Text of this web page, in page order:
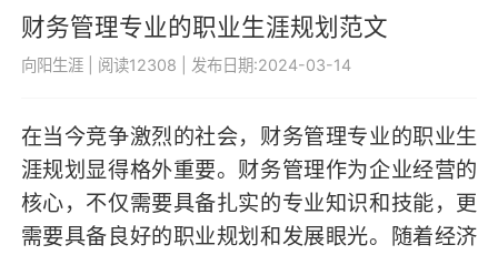
财务管理专业的职业生涯规划范文
向阳生涯 阅读12308 发布日期:2024-03-14
在当今竞争激烈的社会，财务管理专业的职业生
涯规划显得格外重要。财务管理作为企业经营的
核心，不仅需要具备扎实的专业知识和技能，更
需要具备良好的职业规划和发展眼光。随着经济